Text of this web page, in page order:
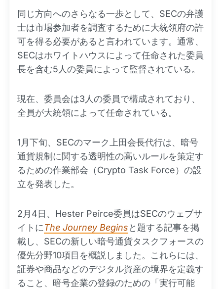
同じ方向へのさらなる一歩として、SECの弁護
士は市場参加者を調査するために大統領府の許
可を得る必要があると言われています。通常、
SECはホワイトハウスによって任命された委員
長を含む5人の委員によって監督されている。
現在、委員会は3人の委員で構成されており、
全員が大統領によって任命されている。
1月下旬、SECのマーク上田会長代行は、暗号
通貨規制に関する透明性の高いルールを策定す
るための作業部会（Crypto Task Force）の設
立を発表した。
2月4日、Hester Peirce委員はSECのウェブサ
イトにThe Journey Beginsと題する記事を掲
載し、SECの新しい暗号通貨タスクフォースの
優先分野10項目を概説しました。これらには、
証券や商品などのデジタル資産の境界を定義す
ること、暗号企業の登録のための「実行可能